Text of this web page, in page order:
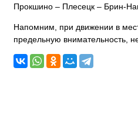
Прокшино – Плесецк – Брин-
Напомним, при движении в
предельную внимательность,